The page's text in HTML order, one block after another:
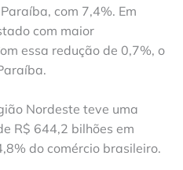
com 7,4%. Em
com maior
essa redução de 0,7%, o
Nordeste teve uma
R$ 644,2 bilhões em
do comércio brasileiro.